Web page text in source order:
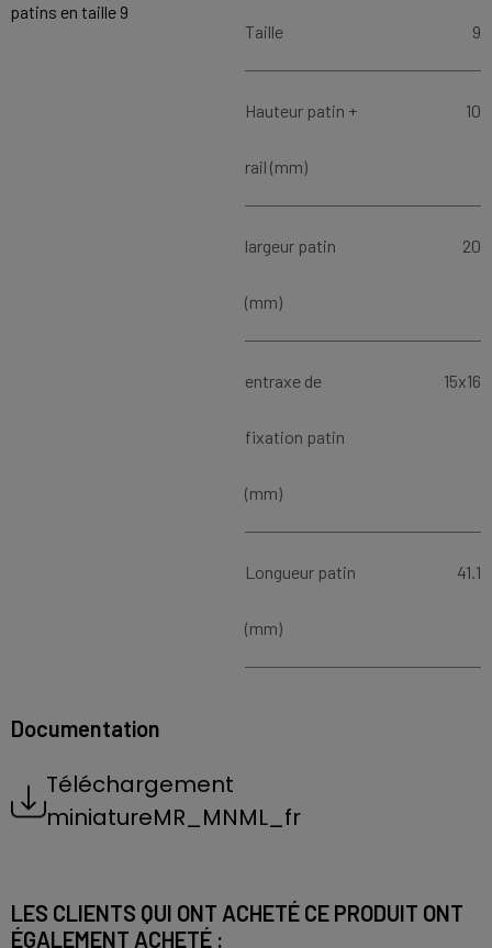
patins en taille 9
Taille 9
Hauteur patin +
rail (mm)
10
largeur patin
(mm)
20
entraxe de
fixation patin
(mm)
15x16
Longueur patin
(mm)
41.1
Documentation
Téléchargement
miniatureMR_MNML_fr
LES CLIENTS QUI ONT ACHETÉ CE PRODUIT ONT
ÉGALEMENT ACHETÉ :